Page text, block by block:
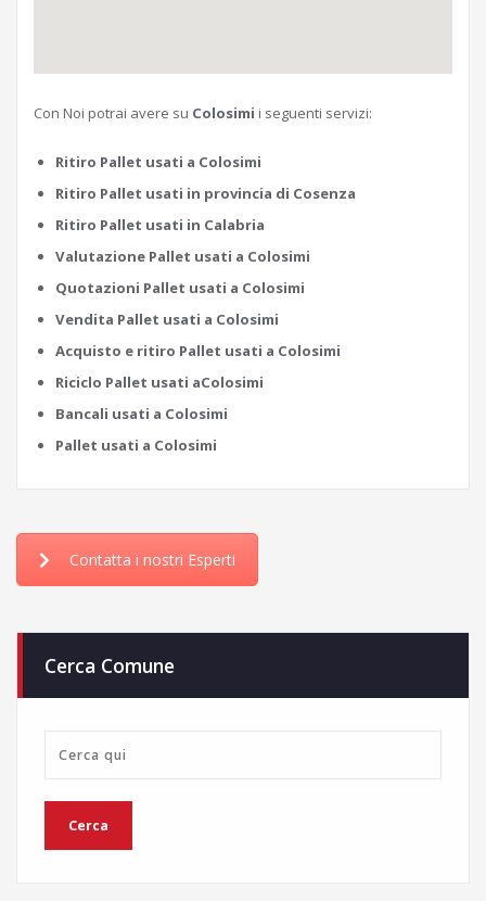
Con Noi potrai avere su Colosimi i seguenti servizi:
Ritiro Pallet usati a Colosimi
Ritiro Pallet usati in provincia di Cosenza
Ritiro Pallet usati in Calabria
Valutazione Pallet usati a Colosimi
Quotazioni Pallet usati a Colosimi
Vendita Pallet usati a Colosimi
Acquisto e ritiro Pallet usati a Colosimi
Riciclo Pallet usati aColosimi
Bancali usati a Colosimi
Pallet usati a Colosimi
Contatta i nostri Esperti
Cerca Comune